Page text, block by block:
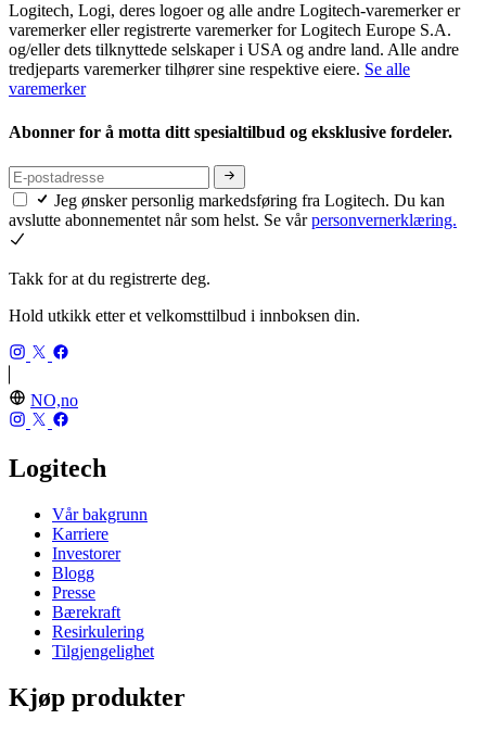
Logitech, Logi, deres logoer og alle andre Logitech-varemerker er
varemerker eller registrerte varemerker for Logitech Europe S.A.
og/eller dets tilknyttede selskaper i USA og andre land. Alle andre
tredjeparts varemerker tilhører sine respektive eiere. Se alle
varemerker
Abonner for å motta ditt spesialtilbud og eksklusive fordeler.
Jeg ønsker personlig markedsføring fra Logitech. Du kan
avslutte abonnementet når som helst. Se vårpersonvernerklæring.
Takk for at du registrerte deg.
Hold utkikk etter et velkomsttilbud i innboksen din.
NO,no
Logitech
Vår bakgrunn
Karriere
Investorer
Blogg
Presse
Bærekraft
Resirkulering
Tilgjengelighet
Kjøp produkter